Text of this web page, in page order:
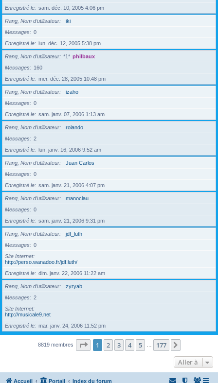
Enregistré le
sam. déc. 10, 2005 4:06 pm
Rang, Nom d’utilisateur
iki
Messages
0
Enregistré le
lun. déc. 12, 2005 5:38 pm
Rang, Nom d’utilisateur *1* philbaux
Messages
160
Enregistré le
mer. déc. 28, 2005 10:48 pm
Rang, Nom d’utilisateur
izaho
Messages
0
Enregistré le
sam. janv. 07, 2006 1:13 am
Rang, Nom d’utilisateur
rolando
Messages
2
Enregistré le
lun. janv. 16, 2006 9:52 am
Rang, Nom d’utilisateur
Juan Carlos
Messages
0
Enregistré le
sam. janv. 21, 2006 4:07 pm
Rang, Nom d’utilisateur
manoclau
Messages
0
Enregistré le
sam. janv. 21, 2006 9:31 pm
Rang, Nom d’utilisateur
jdf_luth
Messages
0
Site Internet
http://perso.wanadoo.fr/jdf.luth/
Enregistré le
dim. janv. 22, 2006 11:22 am
Rang, Nom d’utilisateur
zyryab
Messages
2
Site Internet
http://musicale9.net
Enregistré le
mar. janv. 24, 2006 11:52 pm
8819 membres Page 1sur177
1 2 3 4 5 177
Aller à
Accueil Portail Index du forum